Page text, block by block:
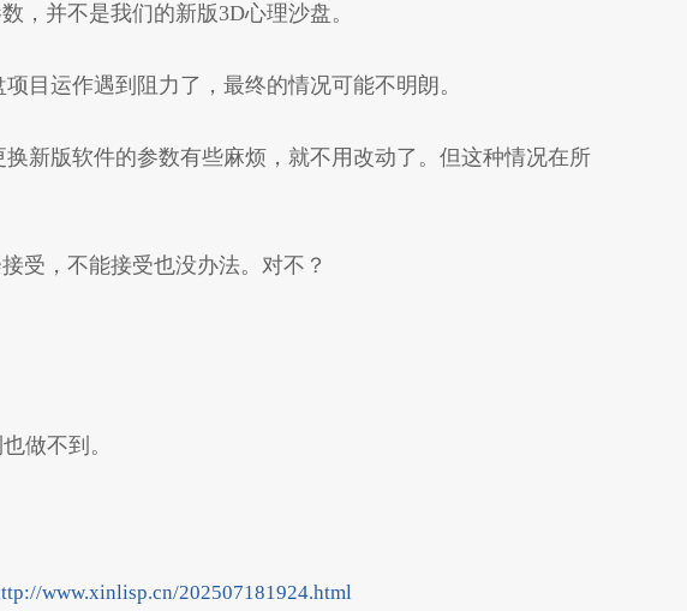
，并不是我们的新版3D心理沙盘。
目运作遇到阻力了，最终的情况可能不明朗。
新版软件的参数有些麻烦，就不用改动了。但这种情况在所
受，不能接受也没办法。对不？
做不到。
www.xinlisp.cn/202507181924.html